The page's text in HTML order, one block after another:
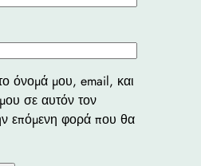
όνομά μου, email, και
σε αυτόν τον
επόμενη φορά που θα